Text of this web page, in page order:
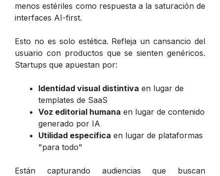
menos estériles como respuesta a la saturación de
interfaces AI-first.
Esto no es solo estética. Refleja un cansancio del
usuario con productos que se sienten genéricos.
Startups que apuestan por:
Identidad visual distintiva en lugar de
templates de SaaS
Voz editorial humana en lugar de contenido
generado por IA
Utilidad específica en lugar de plataformas
"para todo"
Están capturando audiencias que buscan